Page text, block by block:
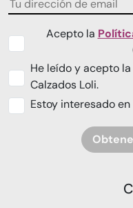
Acepto la
He leído y acepto la
Calzados Loli.
Estoy interesado